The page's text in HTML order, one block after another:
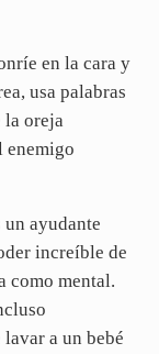
en la cara y
usa palabras
la oreja
enemigo
ayudante
increíble de
como mental.
a un bebé